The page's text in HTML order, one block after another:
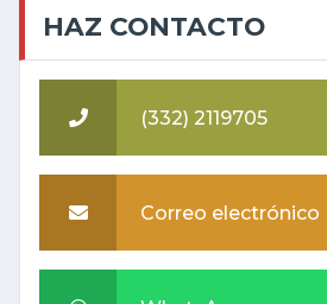
HAZ CONTACTO
(332) 2119705
Correo electrónico